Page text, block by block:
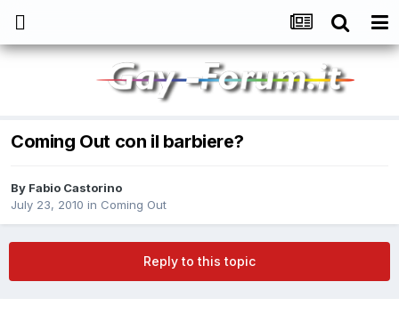
Coming Out con il barbiere?
By Fabio Castorino
July 23, 2010 in Coming Out
Reply to this topic